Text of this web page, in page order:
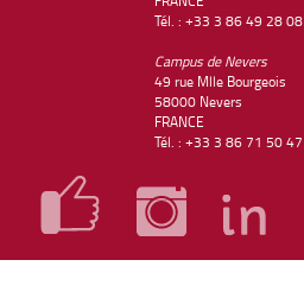
Tél. : +33 3 86 49 28 08
Campus de Nevers
49 rue Mlle Bourgeois
58000 Nevers
FRANCE
Tél. : +33 3 86 71 50 47